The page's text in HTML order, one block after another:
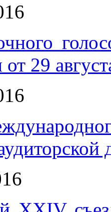
от 29